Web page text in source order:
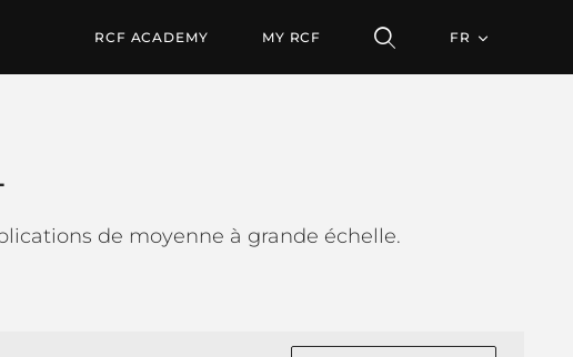
RCF ACADEMY MY RCF FR
de moyenne à grande échelle.